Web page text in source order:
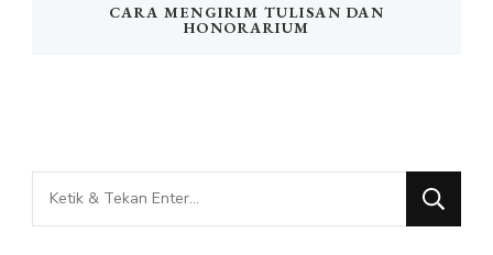
CARA MENGIRIM TULISAN DAN
HONORARIUM
Mencari
Sesuatu?